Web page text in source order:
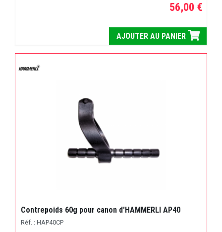
56,00 €
AJOUTER AU PANIER
Contrepoids 60g pour canon d'HAMMERLI AP40
Réf. : HAP40CP